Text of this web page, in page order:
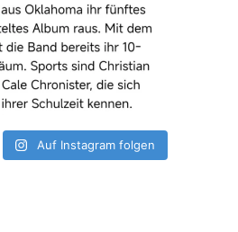
Auf Instagram folgen